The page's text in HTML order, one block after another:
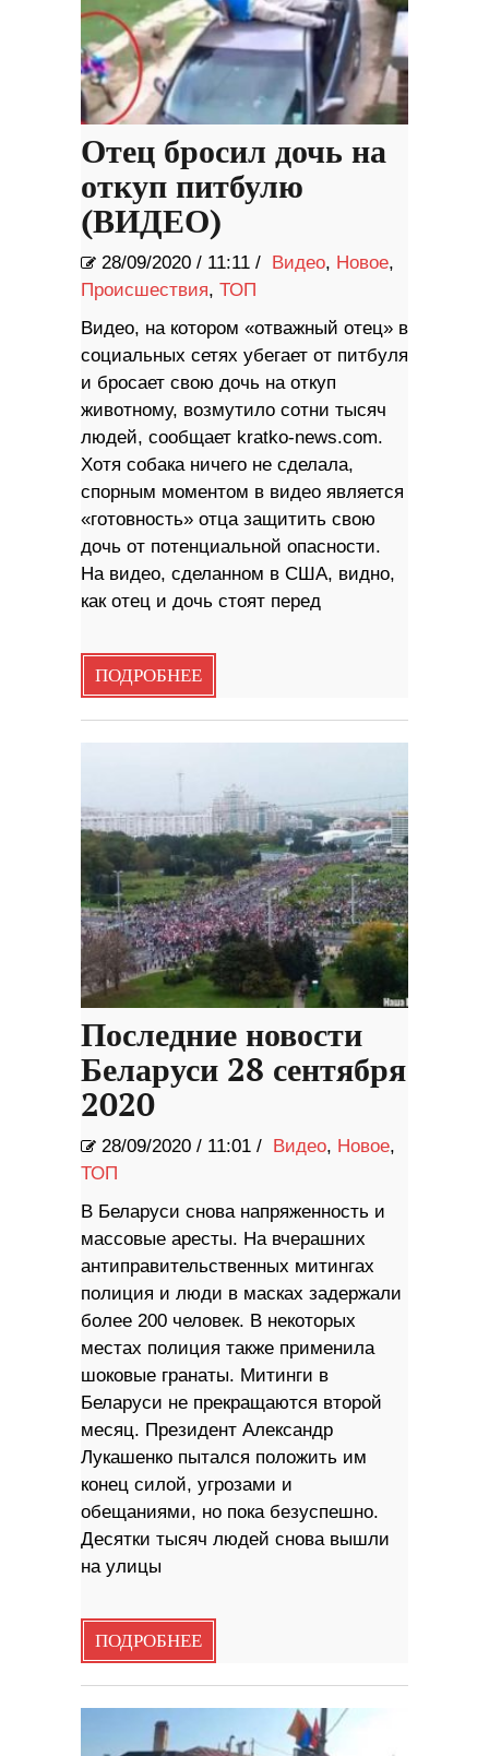
Отец бросил дочь на
откуп питбулю
(ВИДЕО)
28/09/2020 / 11:11 / Видео, Новое,
Происшествия, ТОП
Видео, на котором «отважный отец» в
социальных сетях убегает от питбуля
и бросает свою дочь на откуп
животному, возмутило сотни тысяч
людей, сообщает kratko-news.com.
Хотя собака ничего не сделала,
спорным моментом в видео является
«готовность» отца защитить свою
дочь от потенциальной опасности.
На видео, сделанном в США, видно,
как отец и дочь стоят перед
ПОДРОБНЕЕ
Последние новости
Беларуси 28 сентября
2020
28/09/2020 / 11:01 / Видео, Новое,
ТОП
В Беларуси снова напряженность и
массовые аресты. На вчерашних
антиправительственных митингах
полиция и люди в масках задержали
более 200 человек. В некоторых
местах полиция также применила
шоковые гранаты. Митинги в
Беларуси не прекращаются второй
месяц. Президент Александр
Лукашенко пытался положить им
конец силой, угрозами и
обещаниями, но пока безуспешно.
Десятки тысяч людей снова вышли
на улицы
ПОДРОБНЕЕ